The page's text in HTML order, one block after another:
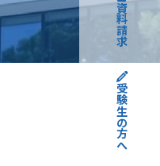
資料請求
受験生の方へ